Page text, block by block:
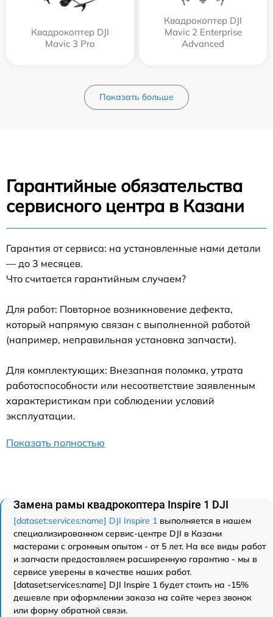
Квадрокоптер DJI
Mavic 3 Pro
Квадрокоптер DJI
Mavic 2 Enterprise
Advanced
Показать больше
Гарантийные обязательства
сервисного центра в Казани
Гарантия от сервиса: на установленные нами детали
— до 3 месяцев.
Что считается гарантийным случаем?
Для работ: Повторное возникновение дефекта,
который напрямую связан с выполненной работой
(например, неправильная установка запчасти).
Для комплектующих: Внезапная поломка, утрата
работоспособности или несоответствие заявленным
характеристикам при соблюдении условий
эксплуатации.
Показать полностью
Замена рамы квадрокоптера Inspire 1 DJI
[dataset:services:name] DJI Inspire 1 выполняется в нашем
специализированном сервис-центре DJI в Казани
мастерами с огромным опытом - от 5 лет. На все виды работ
и запчасти предоставляем расширенную гарантию - мы в
сервисе уверены в качестве наших работ.
[dataset:services:name] DJI Inspire 1 будет стоить на -15%
дешевле при оформлении заказа на сайте через звонок
или форму обратной связи.